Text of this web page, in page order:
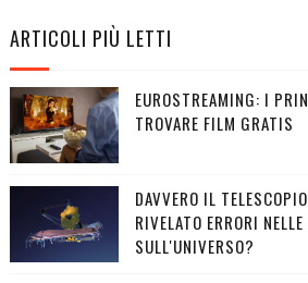
ARTICOLI PIÙ LETTI
EUROSTREAMING: I
TROVARE FILM GRATIS
DAVVERO IL
RIVELATO ERRORI
SULL'UNIVERSO?